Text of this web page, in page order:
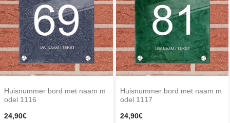
Huisnummer bord met naam m
odel 1116
24,90€
Huisnummer bord met naam m
odel 1117
24,90€